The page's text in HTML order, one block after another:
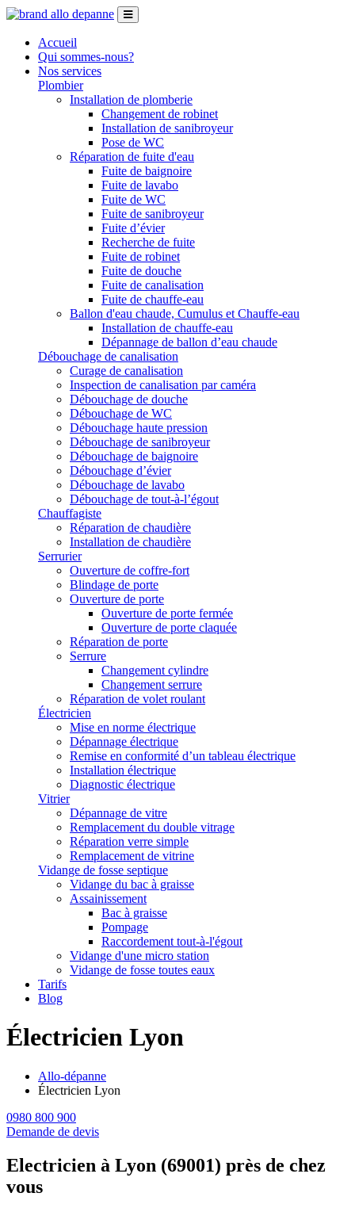
Accueil
Qui sommes-nous?
Nos services
Plombier
Installation de plomberie
Changement de robinet
Installation de sanibroyeur
Pose de WC
Réparation de fuite d'eau
Fuite de baignoire
Fuite de lavabo
Fuite de WC
Fuite de sanibroyeur
Fuite d’évier
Recherche de fuite
Fuite de robinet
Fuite de douche
Fuite de canalisation
Fuite de chauffe-eau
Ballon d'eau chaude, Cumulus et Chauffe-eau
Installation de chauffe-eau
Dépannage de ballon d’eau chaude
Débouchage de canalisation
Curage de canalisation
Inspection de canalisation par caméra
Débouchage de douche
Débouchage de WC
Débouchage haute pression
Débouchage de sanibroyeur
Débouchage de baignoire
Débouchage d’évier
Débouchage de lavabo
Débouchage de tout-à-l’égout
Chauffagiste
Réparation de chaudière
Installation de chaudière
Serrurier
Ouverture de coffre-fort
Blindage de porte
Ouverture de porte
Ouverture de porte fermée
Ouverture de porte claquée
Réparation de porte
Serrure
Changement cylindre
Changement serrure
Réparation de volet roulant
Électricien
Mise en norme électrique
Dépannage électrique
Remise en conformité d’un tableau électrique
Installation électrique
Diagnostic électrique
Vitrier
Dépannage de vitre
Remplacement du double vitrage
Réparation verre simple
Remplacement de vitrine
Vidange de fosse septique
Vidange du bac à graisse
Assainissement
Bac à graisse
Pompage
Raccordement tout-à-l'égout
Vidange d'une micro station
Vidange de fosse toutes eaux
Tarifs
Blog
Électricien Lyon
Allo-dépanne
Électricien Lyon
0980 800 900
Demande de devis
Electricien à Lyon (69001) près de chez
vous